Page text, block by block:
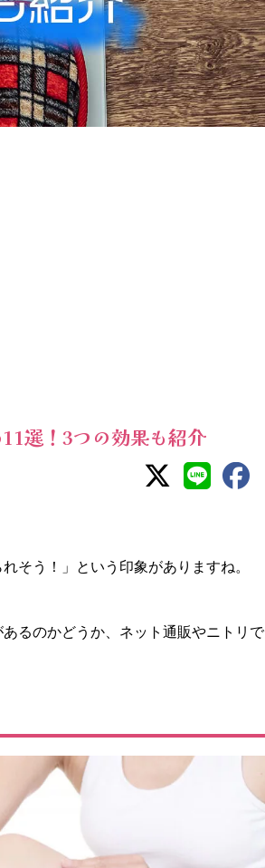
選！3つの効果も紹介
そう！」という印象がありますね。
るのかどうか、ネット通販やニトリで